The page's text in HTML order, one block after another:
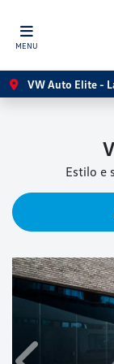
MENU
VW Auto Elite -
Estilo e